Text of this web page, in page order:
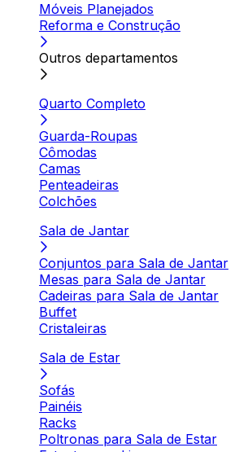
Móveis Planejados
Reforma e Construção
Outros departamentos
Quarto Completo
Guarda-Roupas
Cômodas
Camas
Penteadeiras
Colchões
Sala de Jantar
Conjuntos para Sala de Jantar
Mesas para Sala de Jantar
Cadeiras para Sala de Jantar
Buffet
Cristaleiras
Sala de Estar
Sofás
Painéis
Racks
Poltronas para Sala de Estar